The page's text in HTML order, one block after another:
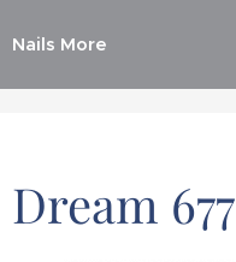
Nails More
Dream 677